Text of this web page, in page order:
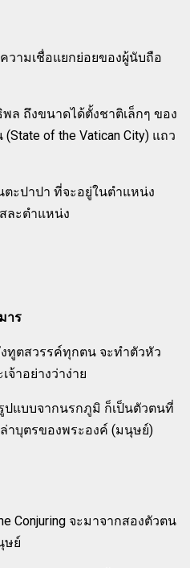
ามเชื่อแยกย่อยของผู้นับถือ
ถึงขนาดได้ตั้งชาติเล็กๆ ของ
of the Vatican City) แถว
ะปาปา ที่จะอยู่ในตำแหน่ง
ละตำแหน่ง
มาร
ทูตสวรรค์ทุกตน จะทำตัวหัว
จ้าอย่างว่าง่าย
แบบจากนรกภูมิ ก็เป็นตัวตนที่
าบุตรของพระองค์ (มนุษย์)
Conjuring จะมาจากสองตัวตน
ษย์